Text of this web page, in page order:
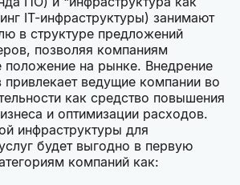
IT-инфраструктуры) занимают
в структуре предложений
позволяя компаниям
положение на рынке. Внедрение
привлекает ведущие компании во
как средство повышения
и оптимизации расходов.
инфраструктуры для
будет выгодно в первую
компаний как: